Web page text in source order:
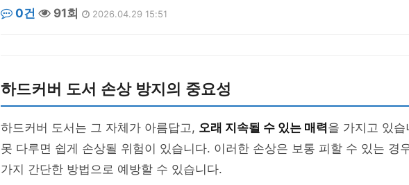
0건
91회 2026.04.29 15:51
하드커버 도서 손상 방지의 중요성
하드커버 도서는 그 자체가 아름답고, 오래 지속될 수 있는 매력을 가지고 있
못 다루면 쉽게 손상될 위험이 있습니다. 이러한 손상은 보통 피할 수 있는 경
가지 간단한 방법으로 예방할 수 있습니다.